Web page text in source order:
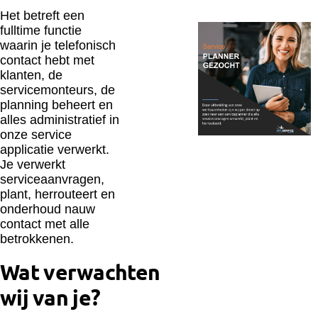
Het betreft een
fulltime functie
waarin je telefonisch
contact hebt met
klanten, de
servicemonteurs, de
planning beheert en
alles administratief in
onze service
applicatie verwerkt.
Je verwerkt
serviceaanvragen,
plant, herrouteert en
onderhoud nauw
contact met alle
betrokkenen.
Wat verwachten
wij van je?